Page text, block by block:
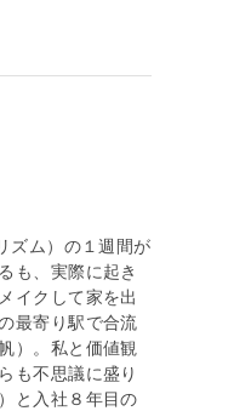
ズム）の１週間が
も、実際に起き
イクして家を出
最寄り駅で合流
）。私と価値観
も不思議に盛り
と入社８年目の